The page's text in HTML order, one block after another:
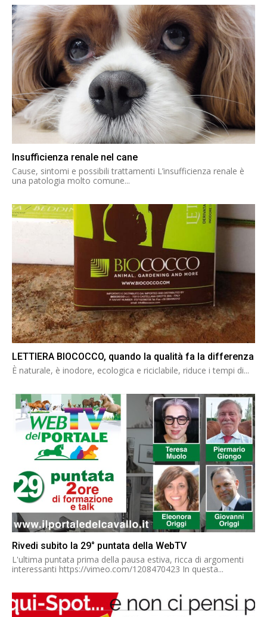
Insufficienza renale nel cane
Cause, sintomi e possibili trattamenti L’insufficienza renale è
una patologia molto comune...
LETTIERA BIOCOCCO, quando la qualità fa la differenza
È naturale, è inodore, ecologica e riciclabile, riduce i tempi di...
Rivedi subito la 29° puntata della WebTV
L'ultima puntata prima della pausa estiva, ricca di argomenti
interessanti https://vimeo.com/1208470423 In questa...